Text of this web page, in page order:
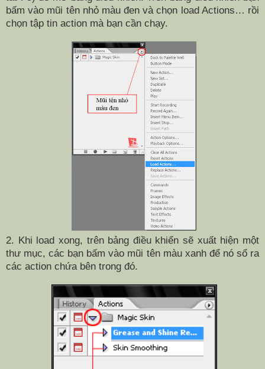
bấm vào mũi tên nhỏ màu đen và chọn load Actions… rồi
chọn tập tin action mà bạn cần chạy.
2. Khi load xong, trên bảng điều khiển sẽ xuất hiện một
thư mục, các bạn bấm vào mũi tên màu xanh để nó sổ ra
các action chứa bên trong đó.